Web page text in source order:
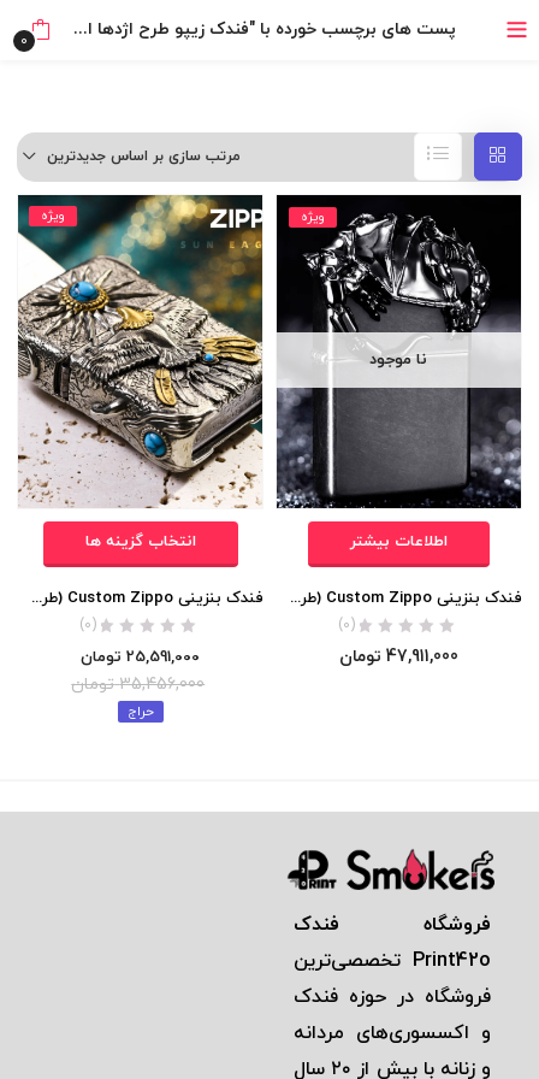
خرید قسطی با ترب‌پی پست های برچسب خورده با "فندک زیپو طرح اژدها اصلی" 0
مرتب سازی بر اساس جدیدترین
ویژه
نا موجود
اطلاعات بیشتر
فندک بنزینی Custom Zippo (طرح اژدها سه بعدی)
(0)
47,911,000 تومان
انتخاب گزینه ها
فندک بنزینی Custom Zippo (طرح عقاب 540 درجه با نگین فیروزه ای)
(0)
25,591,000 تومان
35,456,000 تومان
حراج
ویژه
فروشگاه فندک
Print42o تخصصی‌ترين
فروشگاه در حوزه فندک
و اكسسوری‌های مردانه
و زنانه با بيش از ٢٠ سال